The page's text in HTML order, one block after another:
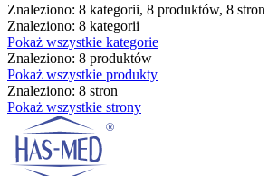
Znaleziono: 8 kategorii, 8 produktów, 8 stron
Znaleziono: 8 kategorii
Pokaż wszystkie kategorie
Znaleziono: 8 produktów
Pokaż wszystkie produkty
Znaleziono: 8 stron
Pokaż wszystkie strony